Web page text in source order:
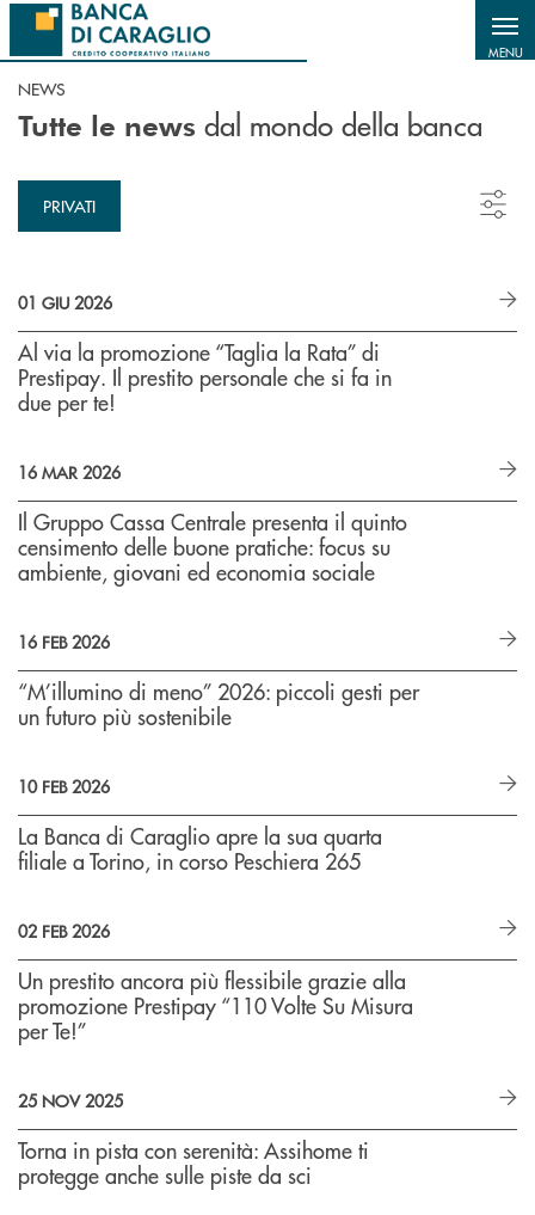
Salta al contenuto principale
MENU
NEWS
Tutte le news dal mondo della banca
PRIVATI
01 GIU 2026
Al via la promozione “Taglia la Rata” di
Prestipay. Il prestito personale che si fa in
due per te!
16 MAR 2026
Il Gruppo Cassa Centrale presenta il quinto
censimento delle buone pratiche: focus su
ambiente, giovani ed economia sociale
16 FEB 2026
“M’illumino di meno” 2026: piccoli gesti per
un futuro più sostenibile
10 FEB 2026
La Banca di Caraglio apre la sua quarta
filiale a Torino, in corso Peschiera 265
02 FEB 2026
Un prestito ancora più flessibile grazie alla
promozione Prestipay “110 Volte Su Misura
per Te!”
25 NOV 2025
Torna in pista con serenità: Assihome ti
protegge anche sulle piste da sci